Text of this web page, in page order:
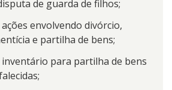
de guarda de filhos;
envolvendo divórcio,
e partilha de bens;
para partilha de bens